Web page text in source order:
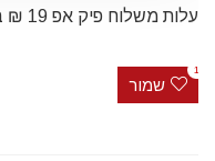
עלות משלוח פיק אפ 19 ₪ בלבד
שמור
1